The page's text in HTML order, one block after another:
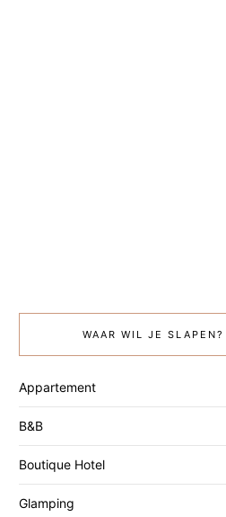
WAAR WIL JE SLAPEN?
Appartement
B&B
Boutique Hotel
Glamping